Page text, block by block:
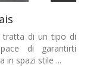
tratta di un tipo di
di garantirti
in spazi stile ...